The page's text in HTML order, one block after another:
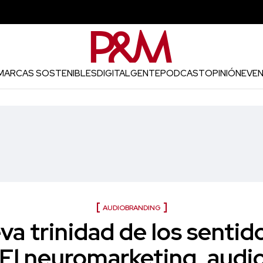
SOSTENIBLESDIGITALGENTEPODCASTOPINIÓN
AUDIOBRANDING
trinidad de los